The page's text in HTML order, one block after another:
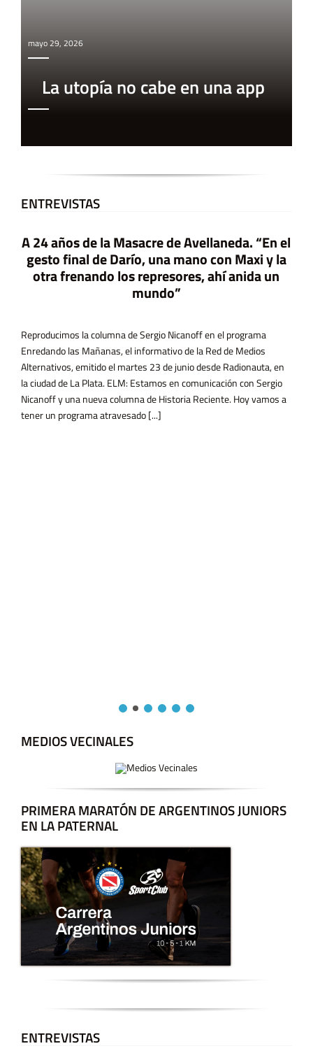
mayo 29, 2026
La utopía no cabe en una app
ENTREVISTAS
A 24 años de la Masacre de Avellaneda. “En el
gesto final de Darío, una mano con Maxi y la
otra frenando los represores, ahí anida un
mundo”
Reproducimos la columna de Sergio Nicanoff en el programa
Enredando las Mañanas, el informativo de la Red de Medios
Alternativos, emitido el martes 23 de junio desde Radionauta, en
la ciudad de La Plata. ELM: Estamos en comunicación con Sergio
Nicanoff y una nueva columna de Historia Reciente. Hoy vamos a
tener un programa atravesado [...]
MEDIOS VECINALES
PRIMERA MARATÓN DE ARGENTINOS JUNIORS
EN LA PATERNAL
ENTREVISTAS